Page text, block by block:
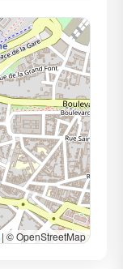
| © OpenStreetMap